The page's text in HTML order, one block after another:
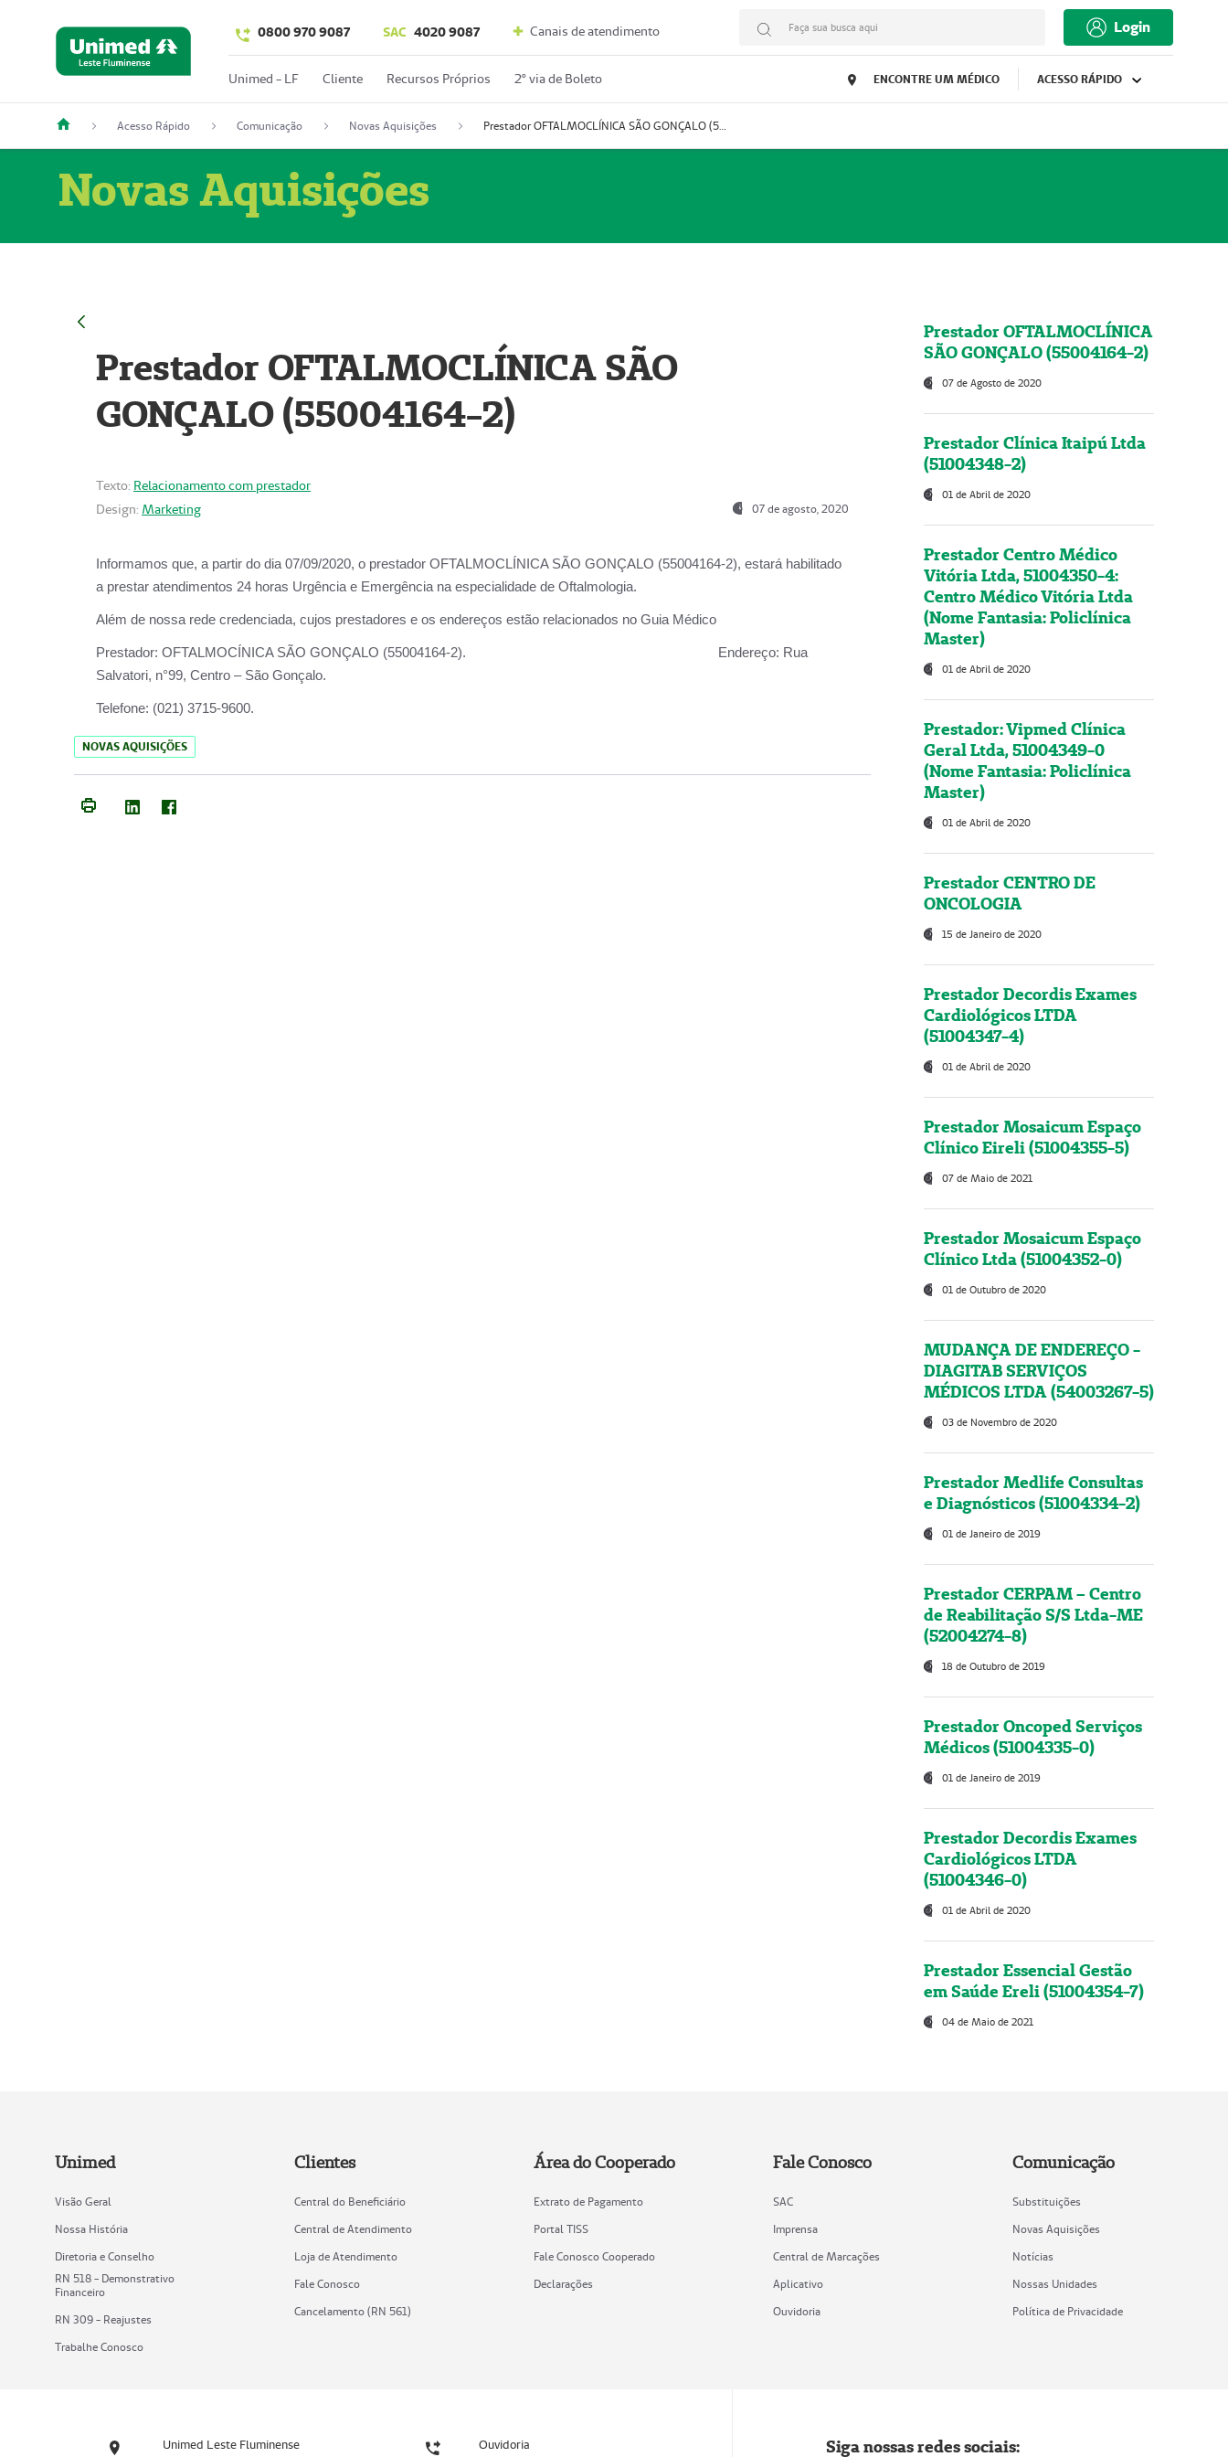
0800 970 9087 SAC 4020 9087 Canais de atendimento Faça sua busca aqui Login
Unimed - LF Cliente Recursos Próprios 2º via de Boleto ENCONTRE UM MÉDICO ACESSO RÁPIDO
Acesso Rápido Comunicação Novas Aquisições Prestador OFTALMOCLÍNICA SÃO GONÇALO (55004164-2)
Novas Aquisições
Prestador OFTALMOCLÍNICA SÃO
GONÇALO (55004164-2)
Texto: Relacionamento com prestador
Design: Marketing 07 de agosto, 2020
Informamos que, a partir do dia 07/09/2020, o prestador OFTALMOCLÍNICA SÃO GONÇALO (55004164-2), estará habilitado
a prestar atendimentos 24 horas Urgência e Emergência na especialidade de Oftalmologia.
Além de nossa rede credenciada, cujos prestadores e os endereços estão relacionados no Guia Médico
Prestador: OFTALMOCÍNICA SÃO GONÇALO (55004164-2). Endereço: Rua
Salvatori, n°99, Centro – São Gonçalo.
Telefone: (021) 3715-9600.
NOVAS AQUISIÇÕES
Prestador OFTALMOCLÍNICA
SÃO GONÇALO (55004164-2)
07 de Agosto de 2020
Prestador Clínica Itaipú Ltda
(51004348-2)
01 de Abril de 2020
Prestador Centro Médico
Vitória Ltda, 51004350-4:
Centro Médico Vitória Ltda
(Nome Fantasia: Policlínica
Master)
01 de Abril de 2020
Prestador: Vipmed Clínica
Geral Ltda, 51004349-0
(Nome Fantasia: Policlínica
Master)
01 de Abril de 2020
Prestador CENTRO DE
ONCOLOGIA
15 de Janeiro de 2020
Prestador Decordis Exames
Cardiológicos LTDA
(51004347-4)
01 de Abril de 2020
Prestador Mosaicum Espaço
Clínico Eireli (51004355-5)
07 de Maio de 2021
Prestador Mosaicum Espaço
Clínico Ltda (51004352-0)
01 de Outubro de 2020
MUDANÇA DE ENDEREÇO -
DIAGITAB SERVIÇOS
MÉDICOS LTDA (54003267-5)
03 de Novembro de 2020
Prestador Medlife Consultas
e Diagnósticos (51004334-2)
01 de Janeiro de 2019
Prestador CERPAM – Centro
de Reabilitação S/S Ltda-ME
(52004274-8)
18 de Outubro de 2019
Prestador Oncoped Serviços
Médicos (51004335-0)
01 de Janeiro de 2019
Prestador Decordis Exames
Cardiológicos LTDA
(51004346-0)
01 de Abril de 2020
Prestador Essencial Gestão
em Saúde Ereli (51004354-7)
04 de Maio de 2021
Unimed
Visão Geral
Nossa História
Diretoria e Conselho
RN 518 - Demonstrativo
Financeiro
RN 309 - Reajustes
Trabalhe Conosco
Clientes
Central do Beneficiário
Central de Atendimento
Loja de Atendimento
Fale Conosco
Cancelamento (RN 561)
Área do Cooperado
Extrato de Pagamento
Portal TISS
Fale Conosco Cooperado
Declarações
Fale Conosco
SAC
Imprensa
Central de Marcações
Aplicativo
Ouvidoria
Comunicação
Substituições
Novas Aquisições
Notícias
Nossas Unidades
Política de Privacidade
Unimed Leste Fluminense Ouvidoria Siga nossas redes sociais: